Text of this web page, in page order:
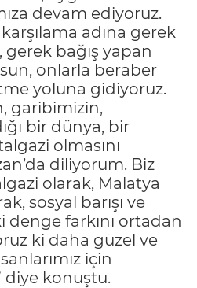
devam ediyoruz.
adına gerek
bağış yapan
onlarla beraber
yoluna gidiyoruz.
garibimizin,
bir dünya, bir
olmasını
diliyorum. Biz
olarak, Malatya
sosyal barışı ve
denge farkını ortadan
ki daha güzel ve
için
diye konuştu.